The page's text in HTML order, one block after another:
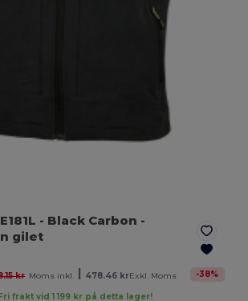
- Black Carbon -
gilet
kr Moms inkl. | 478.46 krExkl. Moms -38%
Fri frakt vid 1 199 kr på detta lager!